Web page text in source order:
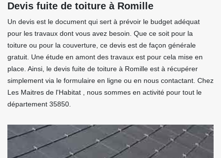
Devis fuite de toiture à Romille
Un devis est le document qui sert à prévoir le budget adéquat
pour les travaux dont vous avez besoin. Que ce soit pour la
toiture ou pour la couverture, ce devis est de façon générale
gratuit. Une étude en amont des travaux est pour cela mise en
place. Ainsi, le devis fuite de toiture à Romille est à récupérer
simplement via le formulaire en ligne ou en nous contactant. Chez
Les Maitres de l'Habitat , nous sommes en activité pour tout le
département 35850.